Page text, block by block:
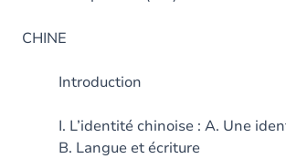
CHINE
Introduction
I. L’identité chinoise : A. Une
B. Langue et écriture